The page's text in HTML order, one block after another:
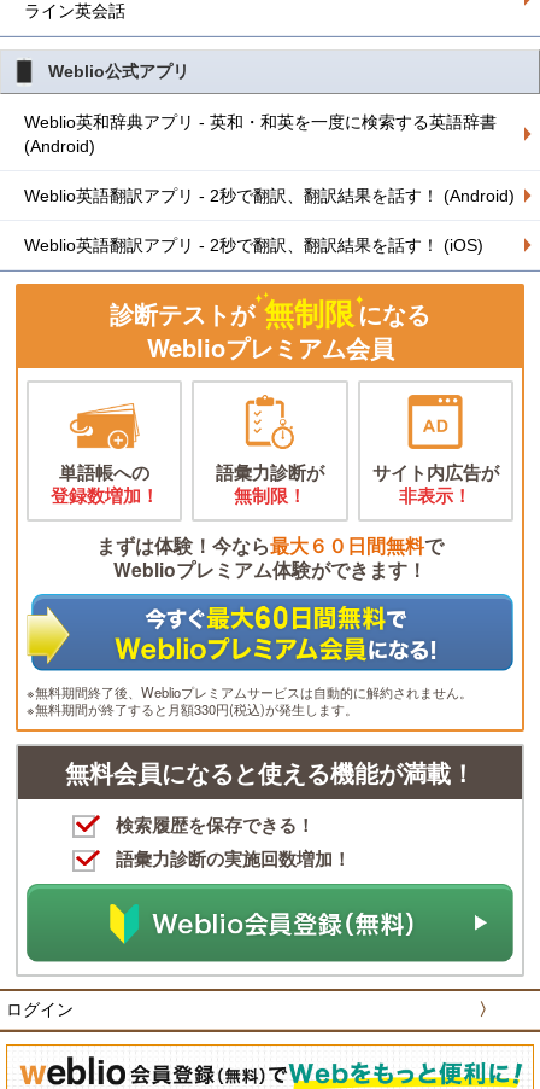
ライン英会話
Weblio公式アプリ
Weblio英和辞典アプリ - 英和・和英を一度に検索する英語辞書
(Android)
Weblio英語翻訳アプリ - 2秒で翻訳、翻訳結果を話す！ (Android)
Weblio英語翻訳アプリ - 2秒で翻訳、翻訳結果を話す！ (iOS)
診断テストが 無制限になる
Weblioプレミアム会員
単語帳への
登録数増加！
語彙力診断が
無制限！
サイト内広告が
非表示！
まずは体験！今なら最大６０日間無料で
Weblioプレミアム体験ができます！
※無料期間終了後、Weblioプレミアムサービスは自動的に解約されません。
※無料期間が終了すると月額330円(税込)が発生します。
無料会員になると使える機能が満載！
検索履歴を保存できる！
語彙力診断の実施回数増加！
ログイン 〉